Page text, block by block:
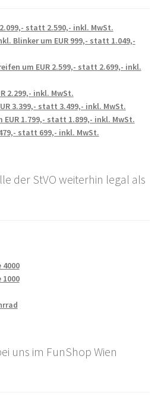
statt 2.590,- inkl. MwSt.
Blinker um EUR 999,- statt 1.049,-
um EUR 2.599,- statt 2.699,- inkl.
2.299,- inkl. MwSt.
3.399,- statt 3.499,- inkl. MwSt.
EUR 1.799,- statt 1.899,- inkl. MwSt.
statt 699,- inkl. MwSt.
der StVO weiterhin legal als
uns im FunShop Wien